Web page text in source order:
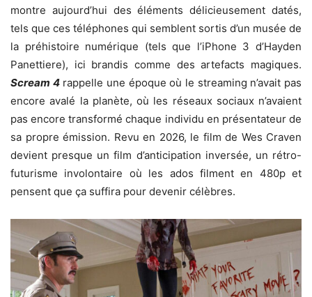
montre aujourd’hui des éléments délicieusement datés,
tels que ces téléphones qui semblent sortis d’un musée de
la préhistoire numérique (tels que l’iPhone 3 d’Hayden
Panettiere), ici brandis comme des artefacts magiques.
Scream 4rappelle une époque où le streaming n’avait pas
encore avalé la planète, où les réseaux sociaux n’avaient
pas encore transformé chaque individu en présentateur de
sa propre émission. Revu en 2026, le film de Wes Craven
devient presque un film d’anticipation inversée, un rétro-
futurisme involontaire où les ados filment en 480p et
pensent que ça suffira pour devenir célèbres.